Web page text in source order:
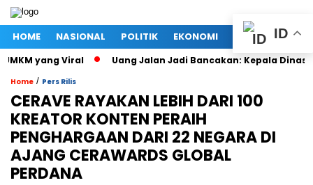
HOME NASIONAL POLITIK EKONOMI MEGAPOLITAN
yang Viral Uang Jalan Jadi Bancakan: Kepala Dinas
Home / Pers Rilis
CERAVE RAYAKAN LEBIH DARI 100
KREATOR KONTEN PERAIH
PENGHARGAAN DARI 22 NEGARA DI
AJANG CERAWARDS GLOBAL
PERDANA
ID